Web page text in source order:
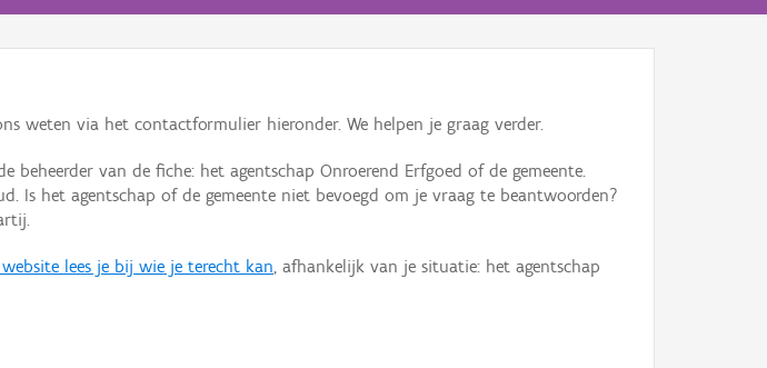
weten via het contactformulier hieronder. We helpen je graag verder.
van de fiche: het agentschap Onroerend Erfgoed of de gemeente.
Is het agentschap of de gemeente niet bevoegd om je vraag te beantwoorden?
lees je bij wie je terecht kan, afhankelijk van je situatie: het agentschap